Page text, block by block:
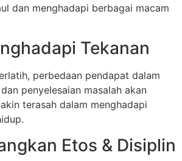
dan menghadapi berbagai macam
Tekanan
perbedaan pendapat dalam
penyelesaian masalah akan
terasah dalam menghadapi
Etos & Disiplin